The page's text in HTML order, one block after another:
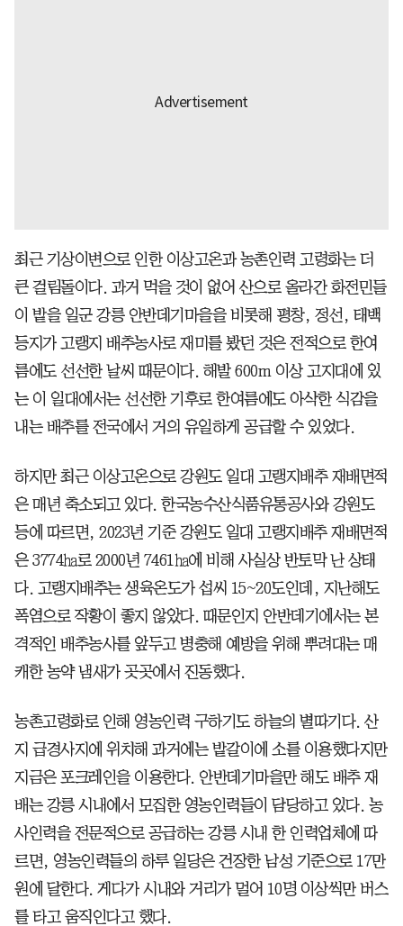
최근 기상이변으로 인한 이상고온과 농촌인력 고령화는 더
큰 걸림돌이다. 과거 먹을 것이 없어 산으로 올라간 화전민들
이 밭을 일군 강릉 안반데기마을을 비롯해 평창, 정선, 태백
등지가 고랭지 배추농사로 재미를 봤던 것은 전적으로 한여
름에도 선선한 날씨 때문이다. 해발 600m 이상 고지대에 있
는 이 일대에서는 선선한 기후로 한여름에도 아삭한 식감을
내는 배추를 전국에서 거의 유일하게 공급할 수 있었다.
하지만 최근 이상고온으로 강원도 일대 고랭지배추 재배면적
은 매년 축소되고 있다. 한국농수산식품유통공사와 강원도
등에 따르면, 2023년 기준 강원도 일대 고랭지배추 재배면적
은 3774㏊로 2000년 7461㏊에 비해 사실상 반토막 난 상태
다. 고랭지배추는 생육온도가 섭씨 15~20도인데, 지난해도
폭염으로 작황이 좋지 않았다. 때문인지 안반데기에서는 본
격적인 배추농사를 앞두고 병충해 예방을 위해 뿌려대는 매
캐한 농약 냄새가 곳곳에서 진동했다.
농촌고령화로 인해 영농인력 구하기도 하늘의 별따기다. 산
지 급경사지에 위치해 과거에는 밭갈이에 소를 이용했다지만
지금은 포크레인을 이용한다. 안반데기마을만 해도 배추 재
배는 강릉 시내에서 모집한 영농인력들이 담당하고 있다. 농
사인력을 전문적으로 공급하는 강릉 시내 한 인력업체에 따
르면, 영농인력들의 하루 일당은 건장한 남성 기준으로 17만
원에 달한다. 게다가 시내와 거리가 멀어 10명 이상씩만 버스
를 타고 움직인다고 했다.